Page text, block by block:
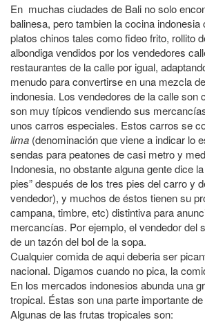
En muchas ciudades de Bali no solo
balinesa, pero tambien la cocina indonesia
platos chinos tales como fideo frito, rollito
albondiga vendidos por los vendedores
restaurantes de la calle por igual,
menudo para convertirse en una mezcla
indonesia. Los vendedores de la calle son
son muy típicos vendiendo sus
unos carros especiales. Estos carros se
lima (denominación que viene a indicar lo
sendas para peatones de casi metro y
Indonesia, no obstante alguna gente dice
pies” después de los tres pies del carro y
vendedor), y muchos de éstos tienen su
campana, timbre, etc) distintiva para
mercancías. Por ejemplo, el vendedor del
de un tazón del bol de la sopa.
Cualquier comida de aqui deberia ser
nacional. Digamos cuando no pica, la
En los mercados indonesios abunda una
tropical. Éstas son una parte importante
Algunas de las frutas tropicales son: